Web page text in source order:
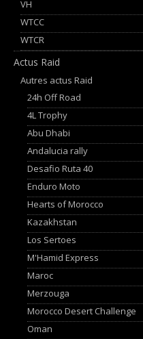
VH
WTCC
WTCR
Actus Raid
Autres actus Raid
24h Off Road
4L Trophy
Abu Dhabi
Andalucia rally
Desafio Ruta 40
Enduro Moto
Hearts of Morocco
Kazakhstan
Los Sertoes
M'Hamid Express
Maroc
Merzouga
Morocco Desert Challenge
Oman